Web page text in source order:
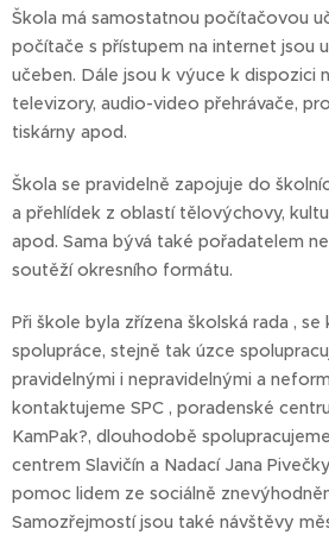
Škola má samostatnou počítačovou
počítače s přístupem na internet jsou
učeben. Dále jsou k výuce k dispozici
televizory, audio-video přehrávače,
tiskárny apod.
Škola se pravidelně zapojuje do
a přehlídek z oblastí tělovýchovy,
apod. Sama bývá také pořadatelem
soutěží okresního formátu.
Při škole byla zřízena školská rada ,
spolupráce, stejně tak úzce
pravidelnými i nepravidelnými a
kontaktujeme SPC , poradenské
KamPak?, dlouhodobě
centrem Slavičín a Nadací Jana
pomoc lidem ze sociálně
Samozřejmostí jsou také návštěvy